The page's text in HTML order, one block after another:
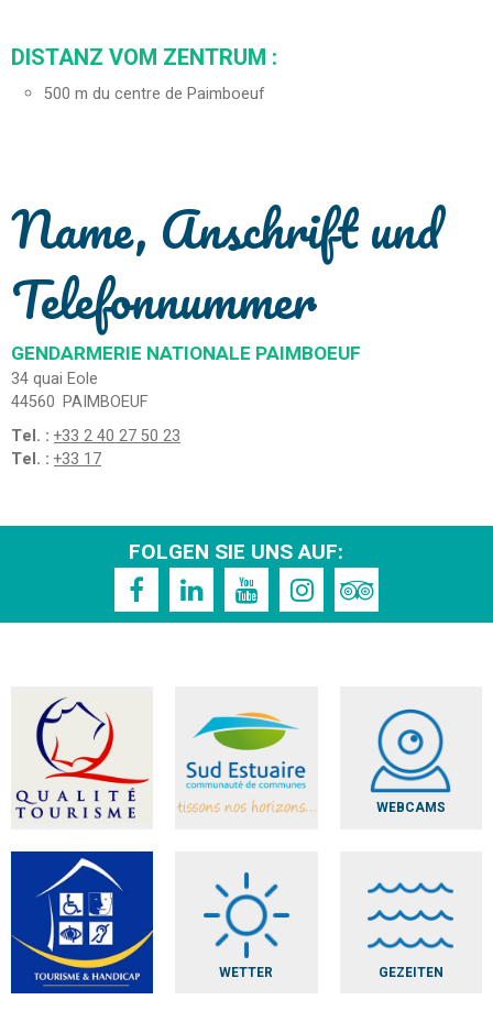
DISTANZ VOM ZENTRUM :
500 m du centre de Paimboeuf
Name, Anschrift und
Telefonnummer
GENDARMERIE NATIONALE PAIMBOEUF
34 quai Eole
44560 PAIMBOEUF
Tel. : +33 2 40 27 50 23
Tel. : +33 17
FOLGEN SIE UNS AUF:
WEBCAMS
WETTER GEZEITEN